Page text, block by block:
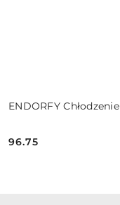
ENDORFY
Cena:
96.75